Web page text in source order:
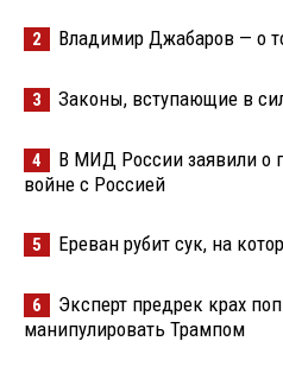
2 Владимир Джабаров — о
3 Законы, вступающие в
4
В МИД России заявили о
войне с Россией
5 Ереван рубит сук, на
6
Эксперт предрек крах
манипулировать Трампом